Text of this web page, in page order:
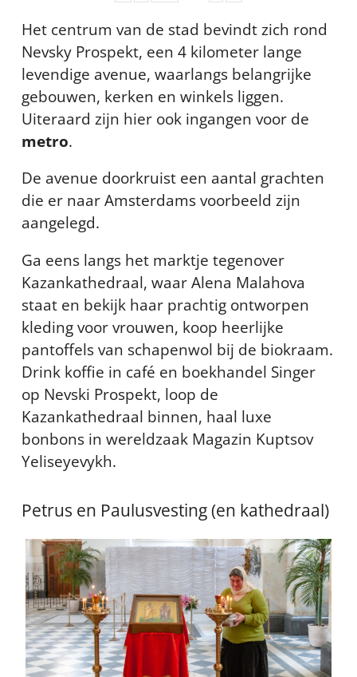
Het centrum van de stad bevindt zich rond
Nevsky Prospekt, een 4 kilometer lange
levendige avenue, waarlangs belangrijke
gebouwen, kerken en winkels liggen.
Uiteraard zijn hier ook ingangen voor de
metro.
De avenue doorkruist een aantal grachten
die er naar Amsterdams voorbeeld zijn
aangelegd.
Ga eens langs het marktje tegenover
Kazankathedraal, waar Alena Malahova
staat en bekijk haar prachtig ontworpen
kleding voor vrouwen, koop heerlijke
pantoffels van schapenwol bij de biokraam.
Drink koffie in café en boekhandel Singer
op Nevski Prospekt, loop de
Kazankathedraal binnen, haal luxe
bonbons in wereldzaak Magazin Kuptsov
Yeliseyevykh.
Petrus en Paulusvesting (en kathedraal)